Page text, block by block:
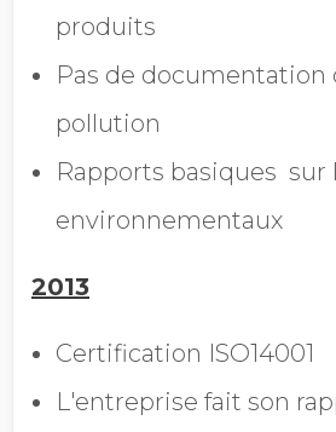
produits
Pas de documentation
pollution
Rapports basiques sur
environnementaux
2013
Certification ISO14001
L'entreprise fait son